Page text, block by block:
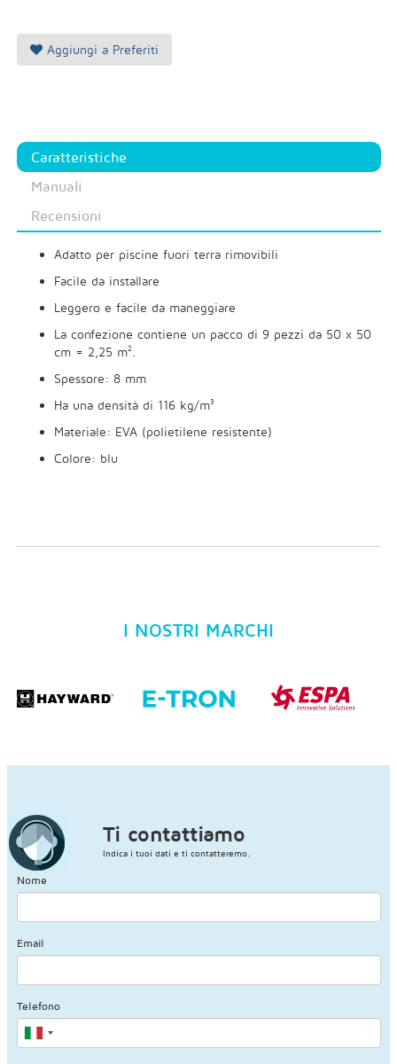
Aggiungi a Preferiti
Caratteristiche
Manuali
Recensioni
Adatto per piscine fuori terra rimovibili
Facile da installare
Leggero e facile da maneggiare
La confezione contiene un pacco di 9 pezzi da 50 x 50
cm = 2,25 m².
Spessore: 8 mm
Ha una densità di 116 kg/m³
Materiale: EVA (polietilene resistente)
Colore: blu
I NOSTRI MARCHI
Ti contattiamo
Indica i tuoi dati e ti contatteremo.
Nome
Email
Telefono